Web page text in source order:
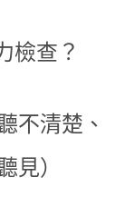
檢查？
不清楚、
見）